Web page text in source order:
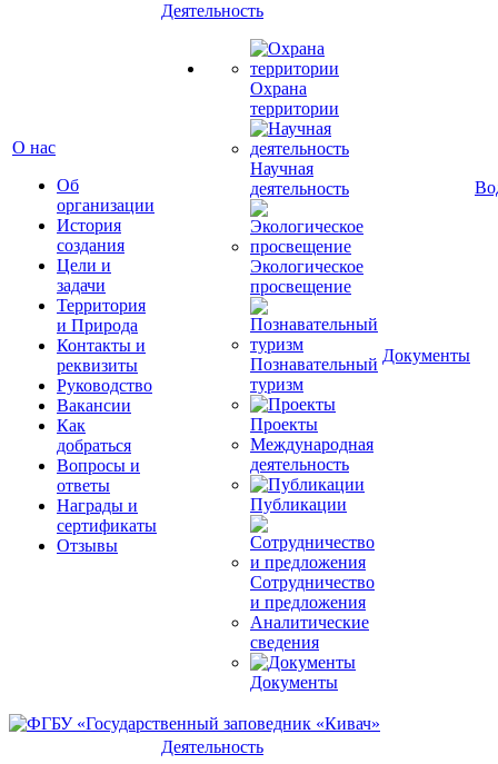
О нас
Об
организации
История
создания
Цели и
задачи
Территория
и Природа
Контакты и
реквизиты
Руководство
Вакансии
Как
добраться
Вопросы и
ответы
Награды и
сертификаты
Отзывы
Деятельность
Охрана
территории
Научная
деятельность
Экологическое
просвещение
Познавательный
туризм
Проекты
Международная
деятельность
Публикации
Сотрудничество
и предложения
Аналитические
сведения
Документы
Документы
Деятельность